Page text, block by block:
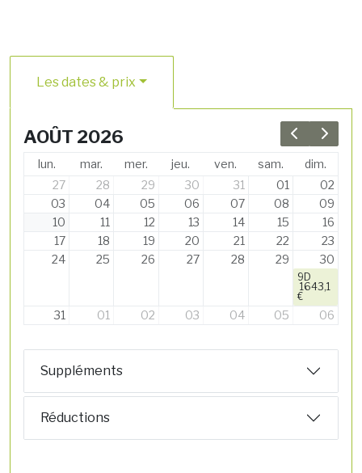
Les dates & prix
Previous
Next
AOÛT 2026
lun. mar. mer. jeu. ven. sam.
dim.
27
28 29 30 31 01
02
03
04 05 06 07 08
09
10
11 12 13 14 15
16
17
18 19 20 21 22
23
24
25 26 27 28 29 30
9D
1643,1
€
31 01 02 03 04 05 06
Suppléments
Réductions